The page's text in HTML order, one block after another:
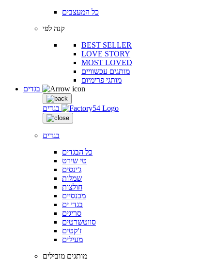
כל המעצבים
קנה לפי
BEST SELLER
LOVE STORY
MOST LOVED
מותגים עכשוויים
מותגי פרימיום
בגדים
בגדים
כל הבגדים
טי שירט
ג'ינסים
שמלות
חולצות
מכנסיים
בגדי ים
סריגים
סווטשרטים
ז'קטים
מעילים
מותגים מובילים